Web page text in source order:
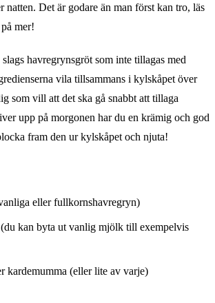
natten. Det är godare än man först kan tro, läs
mer!
havregrynsgröt som inte tillagas med
vila tillsammans i kylskåpet över
som vill att det ska gå snabbt att tillaga
upp på morgonen har du en krämig och god
fram den ur kylskåpet och njuta!
eller fullkornshavregryn)
kan byta ut vanlig mjölk till exempelvis
kardemumma (eller lite av varje)